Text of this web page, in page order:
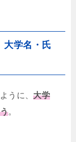
大学名・氏
うに、大学
。